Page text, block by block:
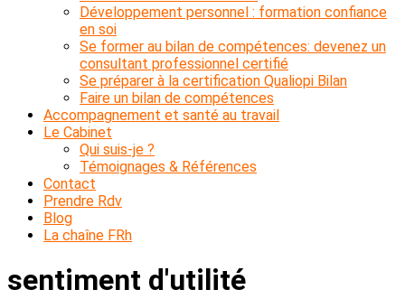
Développement personnel : formation confiance
en soi
Se former au bilan de compétences: devenez un
consultant professionnel certifié
Se préparer à la certification Qualiopi Bilan
Faire un bilan de compétences
Accompagnement et santé au travail
Le Cabinet
Qui suis-je ?
Témoignages & Références
Contact
Prendre Rdv
Blog
La chaîne FRh
sentiment d'utilité